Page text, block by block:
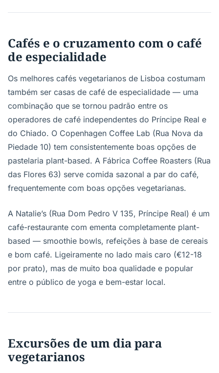
Cafés e o cruzamento com o café
de especialidade
Os melhores cafés vegetarianos de Lisboa costumam
também ser casas de café de especialidade — uma
combinação que se tornou padrão entre os
operadores de café independentes do Príncipe Real e
do Chiado. O Copenhagen Coffee Lab (Rua Nova da
Piedade 10) tem consistentemente boas opções de
pastelaria plant-based. A Fábrica Coffee Roasters (Rua
das Flores 63) serve comida sazonal a par do café,
frequentemente com boas opções vegetarianas.
A Natalie’s (Rua Dom Pedro V 135, Príncipe Real) é um
café-restaurante com ementa completamente plant-
based — smoothie bowls, refeições à base de cereais
e bom café. Ligeiramente no lado mais caro (€12-18
por prato), mas de muito boa qualidade e popular
entre o público de yoga e bem-estar local.
Excursões de um dia para
vegetarianos